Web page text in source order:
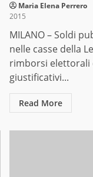
Maria Elena Perrero
2015
MILANO – Soldi
nelle casse della
rimborsi elettorali
giustificativi...
Read More